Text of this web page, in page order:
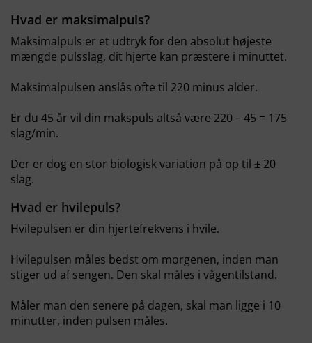
Hvad er maksimalpuls?
Maksimalpuls er et udtryk for den absolut højeste
mængde pulsslag, dit hjerte kan præstere i minuttet.
Maksimalpulsen anslås ofte til 220 minus alder.
Er du 45 år vil din makspuls altså være 220 – 45 = 175
slag/min.
Der er dog en stor biologisk variation på op til ± 20
slag.
Hvad er hvilepuls?
Hvilepulsen er din hjertefrekvens i hvile.
Hvilepulsen måles bedst om morgenen, inden man
stiger ud af sengen. Den skal måles i vågentilstand.
Måler man den senere på dagen, skal man ligge i 10
minutter, inden pulsen måles.